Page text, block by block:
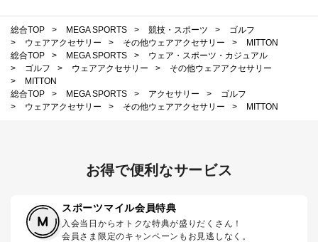
総合TOP > MEGA SPORTS > 競技・スポーツ >
ゴルフ
>
ウェアアクセサリー > その他ウェアアクセサリー >
MITTON
総合TOP
> MEGA SPORTS >
ウェア・スポーツ・カジュアル
>
ゴルフ > ウェアアクセサリー >
その他ウェアアクセサリー
>
MITTON
総合TOP
> MEGA SPORTS > アクセサリー >
ゴルフ
>
ウェアアクセサリー > その他ウェアアクセサリー > MITTON
お得で便利なサービス
スポーツマイル会員特典
入会当日からオトクな特典が盛りだくさん！
会員さま限定のキャンペーンもお見逃しなく。